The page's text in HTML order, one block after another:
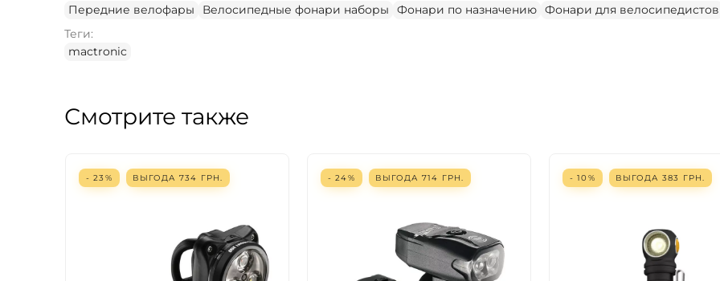
Передние велофары
Велосипедные фонари наборы Фонари по назначению Фонари для велосипедистов
Теги:
mactronic
Смотрите также
- 23% ВЫГОДА 734 ГРН. - 24% ВЫГОДА 714 ГРН. - 10% ВЫГОДА 383 ГРН.